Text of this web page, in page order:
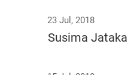
23 Jul, 2018
Susima Jataka